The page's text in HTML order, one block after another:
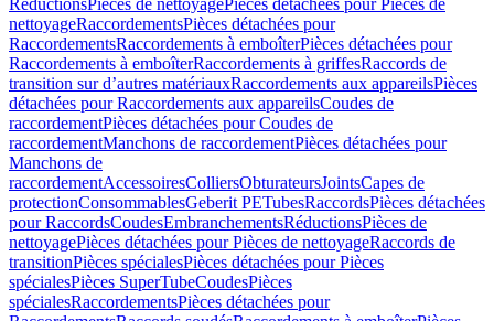
RéductionsPièces de nettoyagePièces détachées pour Pièces de
nettoyageRaccordementsPièces détachées pour
RaccordementsRaccordements à emboîterPièces détachées pour
Raccordements à emboîterRaccordements à griffesRaccords de
transition sur d’autres matériauxRaccordements aux appareilsPièces
détachées pour Raccordements aux appareilsCoudes de
raccordementPièces détachées pour Coudes de
raccordementManchons de raccordementPièces détachées pour
Manchons de
raccordementAccessoiresColliersObturateursJointsCapes de
protectionConsommablesGeberit PETubesRaccordsPièces détachées
pour RaccordsCoudesEmbranchementsRéductionsPièces de
nettoyagePièces détachées pour Pièces de nettoyageRaccords de
transitionPièces spécialesPièces détachées pour Pièces
spécialesPièces SuperTubeCoudesPièces
spécialesRaccordementsPièces détachées pour